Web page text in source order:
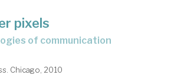
pixels
of communication
Chicago, 2010